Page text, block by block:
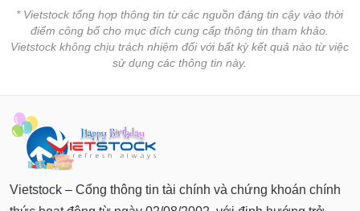
* Vietstock tổng hợp thông tin từ các nguồn đáng tin cậy vào thời
điểm công bố cho mục đích cung cấp thông tin tham khảo.
Vietstock không chịu trách nhiệm đối với bất kỳ kết quả nào từ việc
sử dụng các thông tin này.
Vietstock – Cổng thông tin tài chính và chứng khoán chính